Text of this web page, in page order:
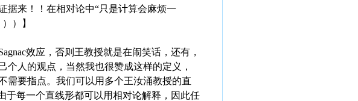
据来！！在相对论中“只是计算会麻烦一
）】
效应，否则王教授就是在闹笑话，还有，
人的观点，当然我也很赞成这样的定义，
需要指点。我们可以用多个王汝涌教授的直
于每一个直线形都可以用相对论解释，因此任